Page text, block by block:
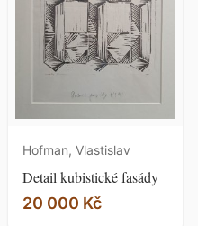
Hofman, Vlastislav
Detail kubistické fasády
20 000 Kč